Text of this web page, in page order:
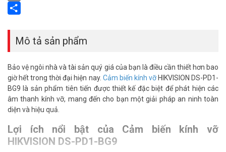
Email
Mô tả sản phẩm
Bảo vệ ngôi nhà và tài sản quý giá của bạn là điều cần thiết hơn bao
giờ hết trong thời đại hiện nay. Cảm biến kính vỡHIKVISION DS-PD1-
BG9 là sản phẩm tiên tiến được thiết kế đặc biệt để phát hiện các
âm thanh kính vỡ, mang đến cho bạn một giải pháp an ninh toàn
diện và hiệu quả.
Lợi ích nổi bật của Cảm biến kính vỡ
HIKVISION DS-PD1-BG9